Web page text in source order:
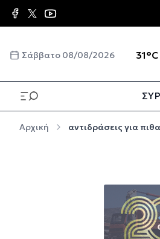
Παράκαμψη προς το κυρίως
Σάββατο 08/08/2026 31°C
Αρχική αντιδράσεις για